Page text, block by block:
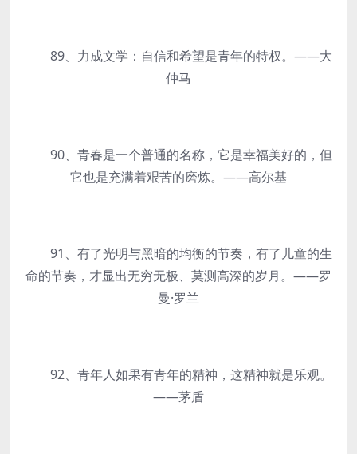
89、力成文学：自信和希望是青年的特权。——大
仲马
90、青春是一个普通的名称，它是幸福美好的，但
它也是充满着艰苦的磨炼。——高尔基
91、有了光明与黑暗的均衡的节奏，有了儿童的生
命的节奏，才显出无穷无极、莫测高深的岁月。——罗
曼·罗兰
92、青年人如果有青年的精神，这精神就是乐观。
——茅盾